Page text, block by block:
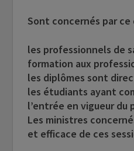
Sont concernés par
les professionnels de
formation aux
les diplômes sont
les étudiants ayant
l’entrée en vigueur du
Les ministres
et efficace de ces